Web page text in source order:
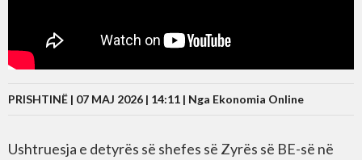
PRISHTINË | 07 MAJ 2026 | 14:11 | Nga Ekonomia Online
Ushtruesja e detyrës së shefes së Zyrës së BE-së në